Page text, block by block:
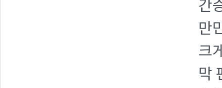
간
만
크
막